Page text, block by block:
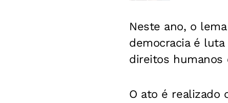
Neste ano, o
democracia é
direitos humanos
O ato é realizado